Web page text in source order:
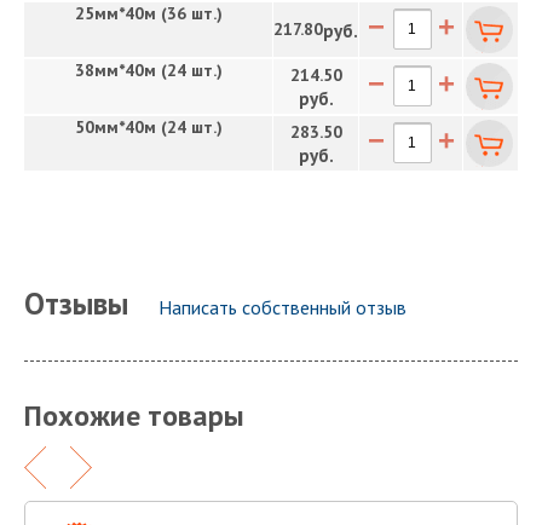
25мм*40м (36 шт.)
217.80руб. − +
38мм*40м (24 шт.) 214.50
руб. − +
50мм*40м (24 шт.) 283.50
руб. − +
Отзывы Написать собственный отзыв
Похожие товары